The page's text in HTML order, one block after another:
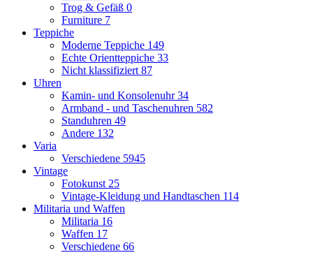
Trog & Gefäß 0
Furniture 7
Teppiche
Moderne Teppiche 149
Echte Orientteppiche 33
Nicht klassifiziert 87
Uhren
Kamin- und Konsolenuhr34
Armband - und Taschenuhren 582
Standuhren 49
Andere 132
Varia
Verschiedene 5945
Vintage
Fotokunst 25
Vintage-Kleidung und Handtaschen 114
Militaria und Waffen
Militaria 16
Waffen 17
Verschiedene 66